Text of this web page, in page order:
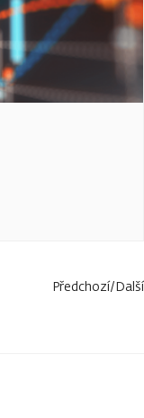
Předchozí/Další